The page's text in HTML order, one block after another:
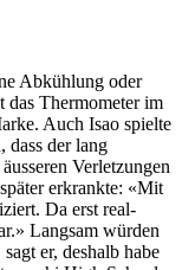
Abküh­lung oder
das Ther­mome­ter im
Auch Isao spielte
dass der lang
Ver­let­zun­gen
erkrank­te: «Mit
Da erst real­
Langsam wür­den
er, deshalb habe